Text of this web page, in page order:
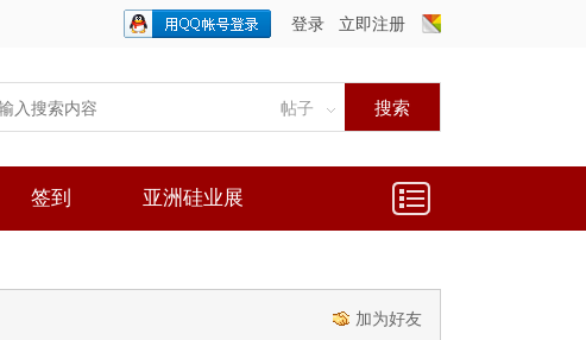
登录
立即注册
帖子 搜索
签到 亚洲硅业展
加为好友